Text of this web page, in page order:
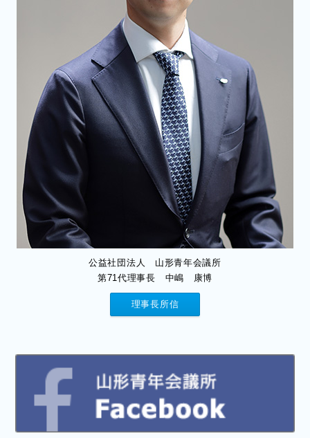
公益社団法人 山形青年会議所
第71代理事長 中嶋 康博
理事長所信